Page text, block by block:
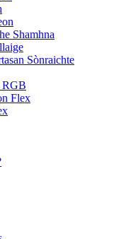
Shamhna
Sònraichte
RGB
Flex